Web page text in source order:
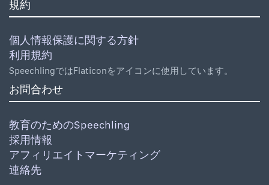
規約
個人情報保護に関する方針
利用規約
SpeechlingではFlaticonをアイコンに使用しています。
お問合わせ
教育のためのSpeechling
採用情報
アフィリエイトマーケティング
連絡先